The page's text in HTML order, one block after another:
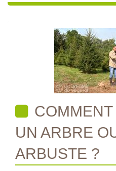
UN ARBRE
ARBUSTE ?